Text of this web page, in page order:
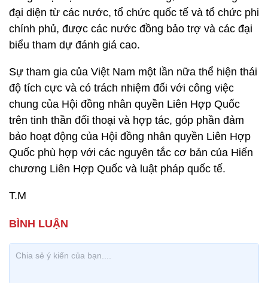
đại diện từ các nước, tổ chức quốc tế và tổ chức phi
chính phủ, được các nước đồng bảo trợ và các đại
biểu tham dự đánh giá cao.
Sự tham gia của Việt Nam một lần nữa thể hiện thái
độ tích cực và có trách nhiệm đối với công việc
chung của Hội đồng nhân quyền Liên Hợp Quốc
trên tinh thần đối thoại và hợp tác, góp phần đảm
bảo hoạt động của Hội đồng nhân quyền Liên Hợp
Quốc phù hợp với các nguyên tắc cơ bản của Hiến
chương Liên Hợp Quốc và luật pháp quốc tế.
T.M